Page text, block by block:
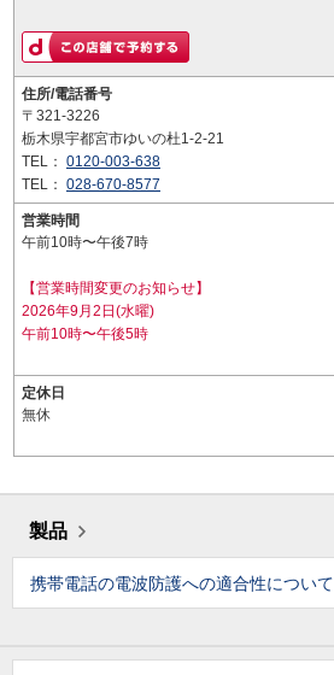
住所/電話番号
〒321-3226
栃木県宇都宮市ゆいの杜1-2-21
TEL： 0120-003-638
TEL： 028-670-8577
営業時間
午前10時〜午後7時
【営業時間変更のお知らせ】
2026年9月2日(水曜)
午前10時〜午後5時
定休日
無休
製品
携帯電話の電波防護への適合性について